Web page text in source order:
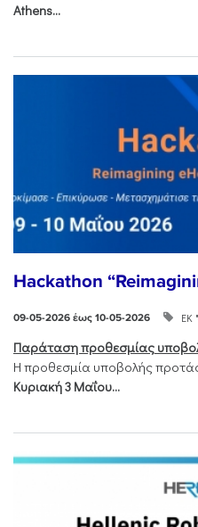
Athens...
Hackathon
09-05-2026 έως 10-05-2026 ΕΚ
Παράταση προθεσμίας
Η προθεσμία υποβολής
Κυριακή 3 Μαΐου...